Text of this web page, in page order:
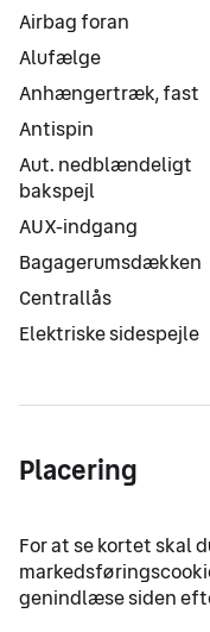
Airbag foran
Alufælge
Anhængertræk, fast
Antispin
Aut. nedblændeligt
bakspejl
AUX-indgang
Bagagerumsdækken
Centrallås
Elektriske sidespejle
Placering